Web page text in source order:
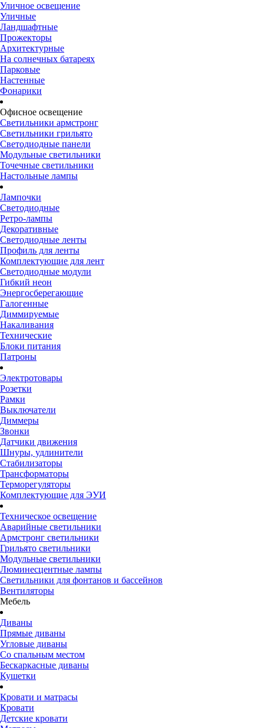
Уличное освещение
Уличные
Ландшафтные
Прожекторы
Архитектурные
На солнечных батареях
Парковые
Настенные
Фонарики
Офисное освещение
Светильники армстронг
Светильники грильято
Светодиодные панели
Модульные светильники
Точечные светильники
Настольные лампы
Лампочки
Светодиодные
Ретро-лампы
Декоративные
Светодиодные ленты
Профиль для ленты
Комплектующие для лент
Светодиодные модули
Гибкий неон
Энергосберегающие
Галогенные
Диммируемые
Накаливания
Технические
Блоки питания
Патроны
Электротовары
Розетки
Рамки
Выключатели
Диммеры
Звонки
Датчики движения
Шнуры, удлинители
Стабилизаторы
Трансформаторы
Терморегуляторы
Комплектующие для ЭУИ
Техническое освещение
Аварийные светильники
Армстронг светильники
Грильято светильники
Модульные светильники
Люминесцентные лампы
Светильники для фонтанов и бассейнов
Вентиляторы
Мебель
Диваны
Прямые диваны
Угловые диваны
Со спальным местом
Бескаркасные диваны
Кушетки
Кровати и матрасы
Кровати
Детские кровати